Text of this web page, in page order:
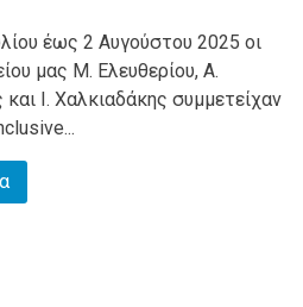
έως 2 Αυγούστου 2025 οι
μας Μ. Ελευθερίου, Α.
Ι. Χαλκιαδάκης συμμετείχαν